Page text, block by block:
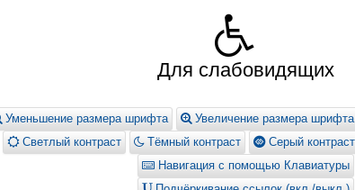
Для слабовидящих
Уменьшение размера шрифта Увеличение размера шрифта
Светлый контраст
Тёмный контраст Серый контраст
Навигация с помощью Клавиатуры